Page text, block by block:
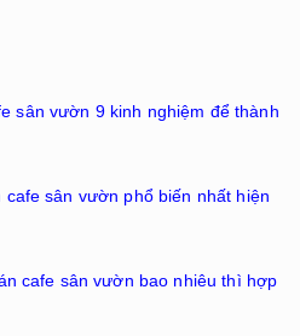
sân vườn 9 kinh nghiệm để thành
sân vườn phổ biến nhất hiện
cafe sân vườn bao nhiêu thì hợp